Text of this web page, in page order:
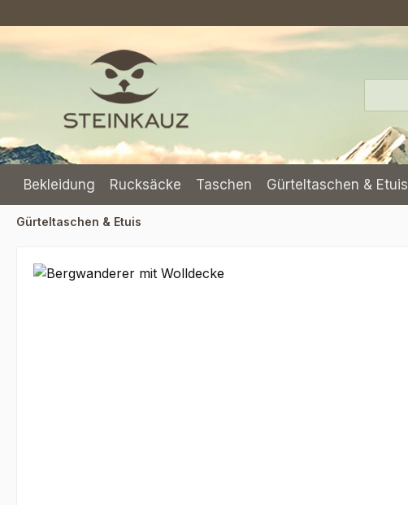
Bekleidung Rucksäcke Taschen Gürteltaschen & Etuis
Gürteltaschen & Etuis